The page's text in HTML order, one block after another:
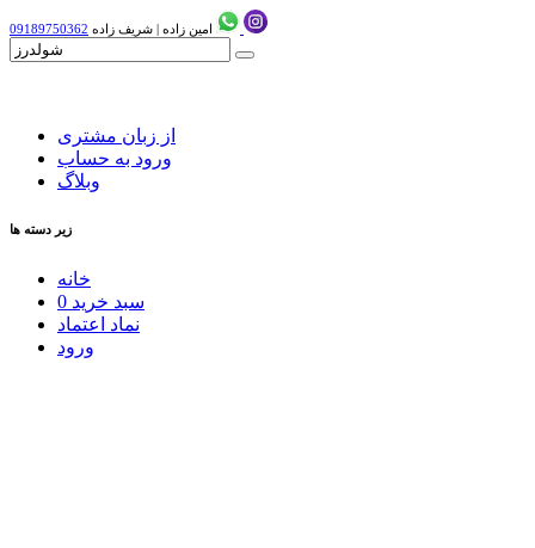
09189750362 امین زاده | شریف زاده
از زبان مشتری
ورود به حساب
وبلاگ
زیر دسته ها
خانه
0 سبد خرید
نماد اعتماد
ورود